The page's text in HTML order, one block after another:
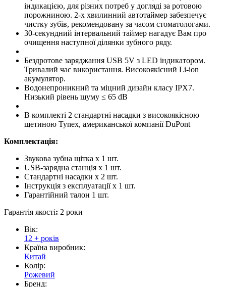
індикацією, для різних потреб у догляді за ротовою
порожниною. 2-х хвилинний автотаймер забезпечує
чистку зубів, рекомендовану за часом стоматологами.
30-секундний інтервальний таймер нагадує Вам про
очищення наступної ділянки зубного ряду.
Бездротове заряджання USB 5V з LED індикатором.
Тривалий час використання. Високоякісний Li-ion
акумулятор.
Водонепроникний та міцний дизайн класу IPX7.
Низький рівень шуму ≤ 65 dB
В комплекті 2 стандартні насадки з високоякісною
щетиною Tynex, американської компанії DuPont
Комплектація:
Звукова зубна щітка x 1 шт.
USB-зарядна станція x 1 шт.
Стандартні насадки x 2 шт.
Інструкція з експлуатації х 1 шт.
Гарантійний талон 1 шт.
Гарантія якості: 2 роки
Вік:
12 + років
Країна виробник:
Китай
Колір:
Рожевий
Бренд: